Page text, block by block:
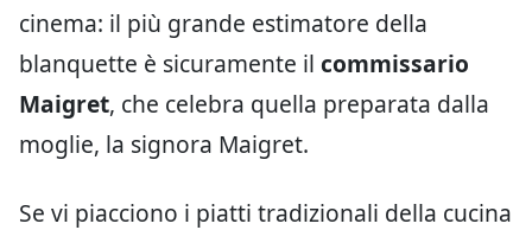
cinema: il più grande estimatore della
blanquette è sicuramente il commissario
Maigret, che celebra quella preparata dalla
moglie, la signora Maigret.
Se vi piacciono i piatti tradizionali della cucina